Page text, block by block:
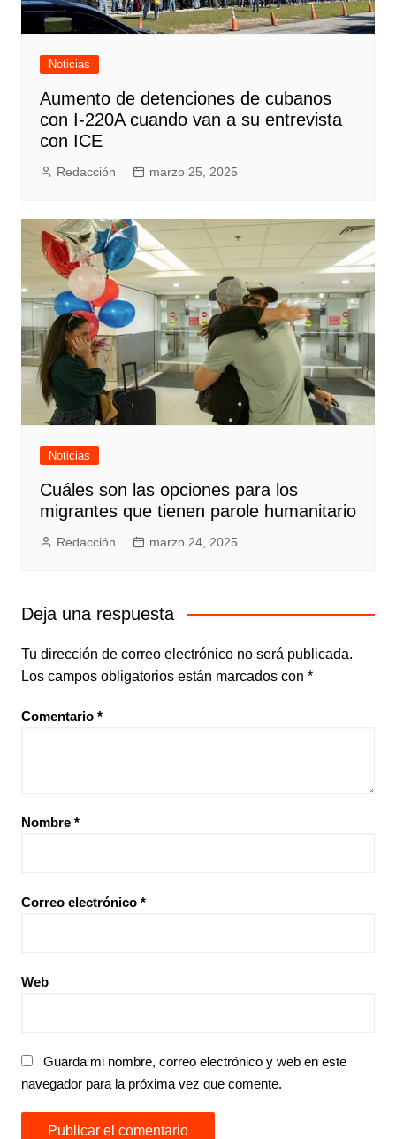
Noticias
Aumento de detenciones de cubanos
con I-220A cuando van a su entrevista
con ICE
Redacción marzo 25, 2025
Noticias
Cuáles son las opciones para los
migrantes que tienen parole humanitario
Redacción marzo 24, 2025
Deja una respuesta
Tu dirección de correo electrónico no será publicada.
Los campos obligatorios están marcados con *
Comentario *
Nombre *
Correo electrónico *
Web
Guarda mi nombre, correo electrónico y web en este
navegador para la próxima vez que comente.